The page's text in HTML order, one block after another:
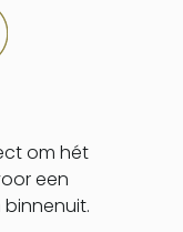
om hét
een
binnenuit.